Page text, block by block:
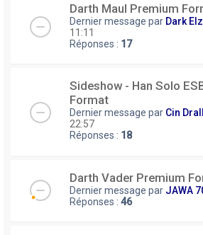
Darth Maul Premium
Dernier message par Dark
11:11
Réponses : 17
Sideshow - Han Solo
Format
Dernier message par Cin
22:57
Réponses : 18
Darth Vader Premium
Dernier message par JAWA
Réponses : 46